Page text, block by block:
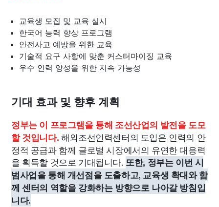
교육생 모집 및 교육 실시
한국어 능력 향상 프로그램
안전사고 예방을 위한 교육
기술적 요구 사항에 맞춘 커스터마이징 교육
우수 인력 양성을 위한 지속 가능성
기대 효과 및 향후 계획
정부는 이 프로그램을 통해 조선산업의 발전을 도모
할 것입니다.해외조선인력센터의 도입은 인력의 안
정적 공급과 함께 글로벌 시장에서의 유연한 대응력
을 획득할 것으로 기대됩니다. 또한, 정부는 이번 시
범사업을 통해 개선점을 도출하고, 교육생 확대와 함
께 센터의 역할을 강화하는 방향으로 나아갈 방침입
니다.